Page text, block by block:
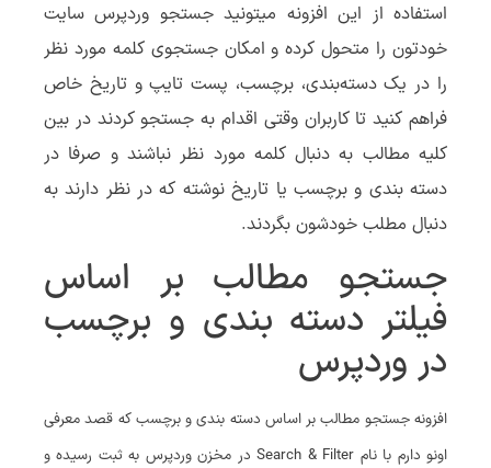
استفاده از این افزونه میتونید جستجو وردپرس سایت
خودتون را متحول کرده و امکان جستجوی کلمه مورد نظر
را در یک دسته‌بندی، برچسب، پست تایپ و تاریخ خاص
فراهم کنید تا کاربران وقتی اقدام به جستجو کردند در بین
کلیه مطالب به دنبال کلمه مورد نظر نباشند و صرفا در
دسته بندی و برچسب یا تاریخ نوشته که در نظر دارند به
دنبال مطلب خودشون بگردند.
جستجو مطالب بر اساس
فیلتر دسته بندی و برچسب
در وردپرس
افزونه جستجو مطالب بر اساس دسته بندی و برچسب که قصد معرفی
اونو دارم با نام Search & Filter در مخزن وردپرس به ثبت رسیده و